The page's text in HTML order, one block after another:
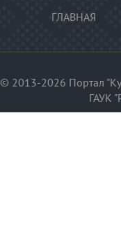
ГЛАВНАЯ
© 2013-2026 Портал
ГАУК